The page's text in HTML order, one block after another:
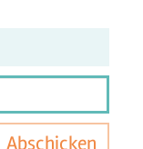
Abschicken